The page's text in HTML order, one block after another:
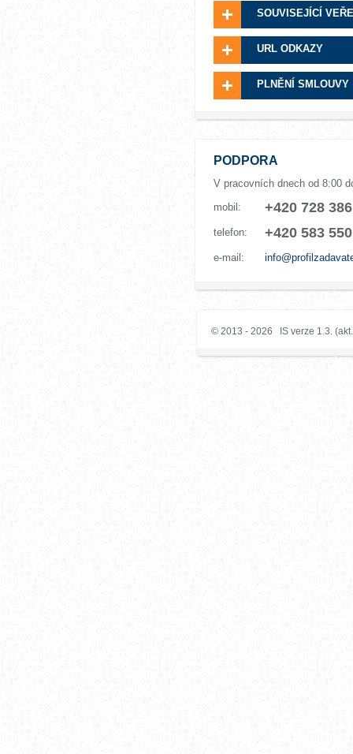
SOUVISEJÍCÍ
URL ODKAZY
PLNĚNÍ SMLOUVY
PODPORA
V pracovních dnech od 8:00
mobil:
+420 728
telefon: +420 583
e-mail:
© 2013 - 2026 IS verze 1.3.